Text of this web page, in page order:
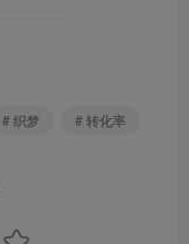
# 织梦 # 转化率